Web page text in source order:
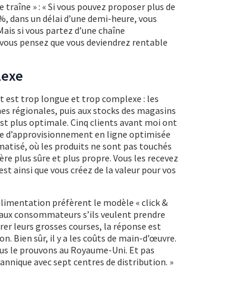
» : « Si vous pouvez proposer plus de
dans un délai d’une demi-heure, vous
si vous partez d’une chaîne
pensez que vous deviendrez rentable
est trop longue et trop complexe : les
régionales, puis aux stocks des magasins
plus optimale. Cinq clients avant moi ont
d’approvisionnement en ligne optimisée
où les produits ne sont pas touchés
plus sûre et plus propre. Vous les recevez
ainsi que vous créez de la valeur pour vos
préfèrent le modèle « click &
consommateurs s’ils veulent prendre
leurs grosses courses, la réponse est
Bien sûr, il y a les coûts de main-d’œuvre.
le prouvons au Royaume-Uni. Et pas
avec sept centres de distribution. »